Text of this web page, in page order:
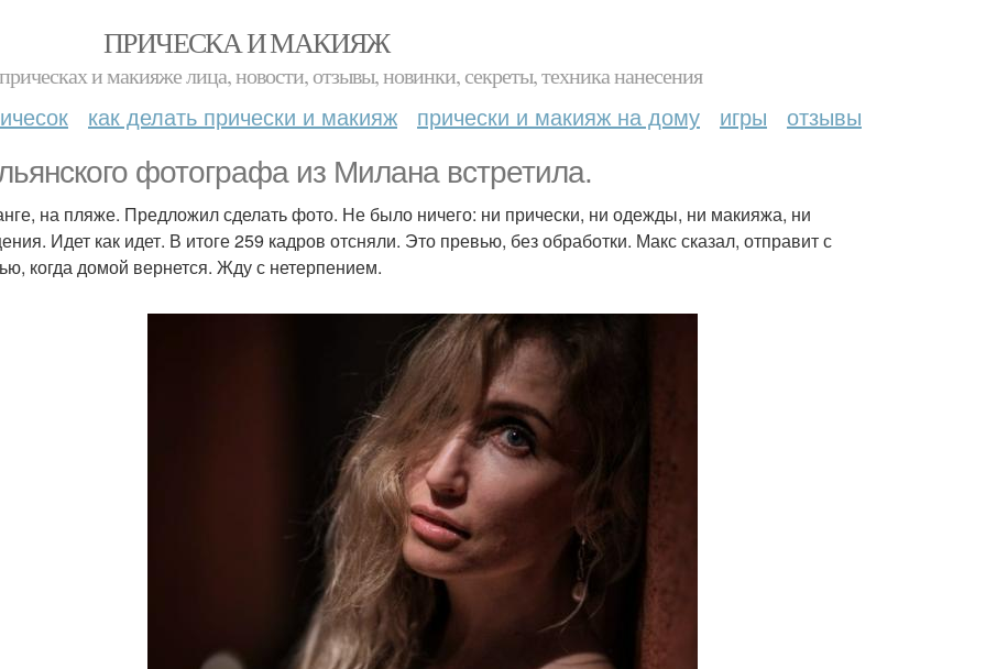
ПРИЧЕСКА И МАКИЯЖ
и макияже лица, новости, отзывы, новинки, секреты, техника нанесения
как делать прически и макияж прически и макияж на дому игры отзывы
фотографа из Милана встретила.
на пляже. Предложил сделать фото. Не было ничего: ни прически, ни одежды, ни макияжа, ни
Идет как идет. В итоге 259 кадров отсняли. Это превью, без обработки. Макс сказал, отправит с
когда домой вернется. Жду с нетерпением.